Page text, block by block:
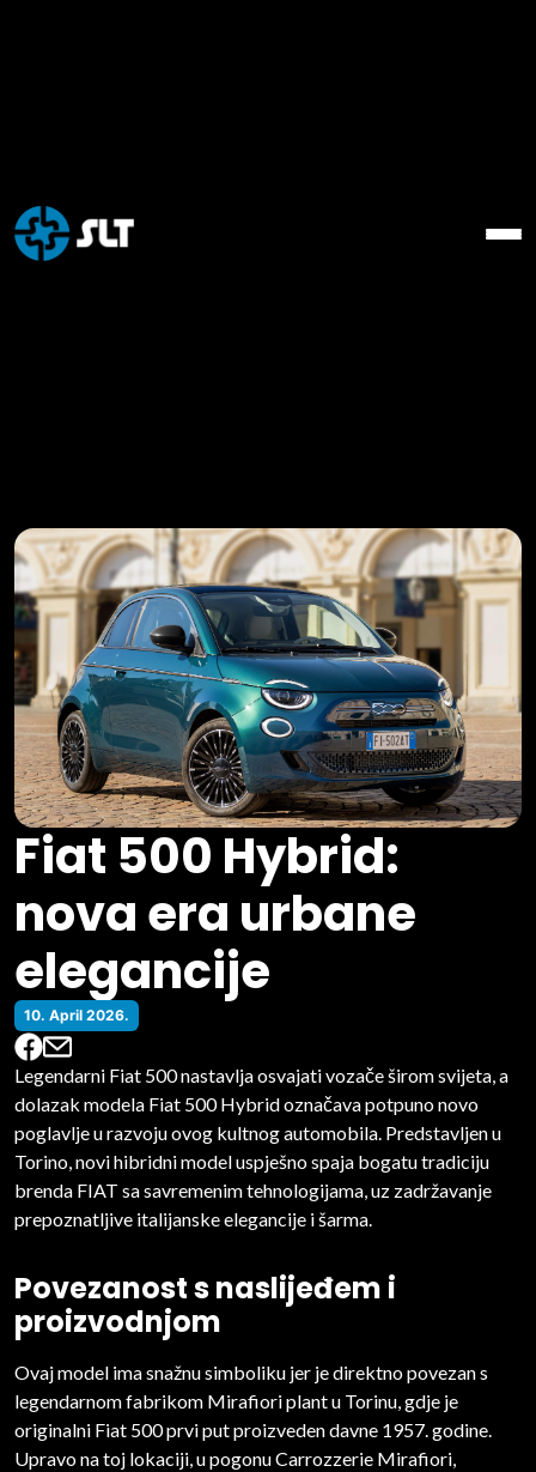
Fiat 500 Hybrid:
nova era urbane
elegancije
10. April 2026.
Legendarni Fiat 500 nastavlja osvajati vozače širom svijeta, a
dolazak modela Fiat 500 Hybrid označava potpuno novo
poglavlje u razvoju ovog kultnog automobila. Predstavljen u
Torino, novi hibridni model uspješno spaja bogatu tradiciju
brenda FIAT sa savremenim tehnologijama, uz zadržavanje
prepoznatljive italijanske elegancije i šarma.
Povezanost s naslijeđem i
proizvodnjom
Ovaj model ima snažnu simboliku jer je direktno povezan s
legendarnom fabrikom Mirafiori plant u Torinu, gdje je
originalni Fiat 500 prvi put proizveden davne 1957. godine.
Upravo na toj lokaciji, u pogonu Carrozzerie Mirafiori,